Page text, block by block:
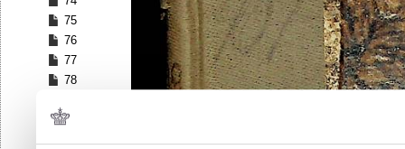
75
76
77
78
80